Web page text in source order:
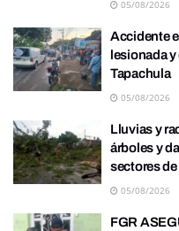
05/08/2026
Accidente
lesionada
Tapachula
05/08/2026
Lluvias y
árboles y
sectores
05/08/2026
FGR